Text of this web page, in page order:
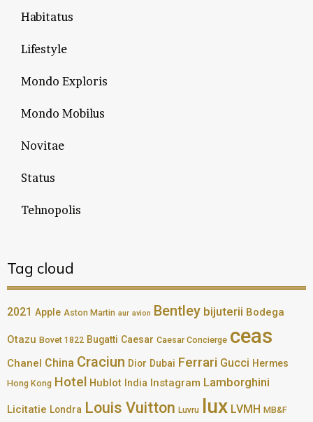
Habitatus
Lifestyle
Mondo Exploris
Mondo Mobilus
Novitae
Status
Tehnopolis
Tag cloud
2021 Apple Aston Martin aur avion Bentley bijuterii Bodega
Otazu Bovet 1822 Bugatti Caesar Caesar Concierge ceas
Chanel China Craciun Dior Dubai Ferrari Gucci Hermes
Hong Kong Hotel Hublot India Instagram Lamborghini
Licitatie Londra Louis Vuitton Luvru lux LVMH MB&F